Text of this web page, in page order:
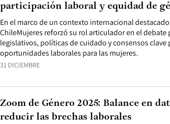
31 DICIEMBRE
En el marco de un contexto internacional
ChileMujeres reforzó su rol articulador en el
legislativos, políticas de cuidado y consensos
oportunidades laborales para las mujeres.
participación laboral y equidad de
Zoom de Género 2025: Balance en
reducir las brechas laborales